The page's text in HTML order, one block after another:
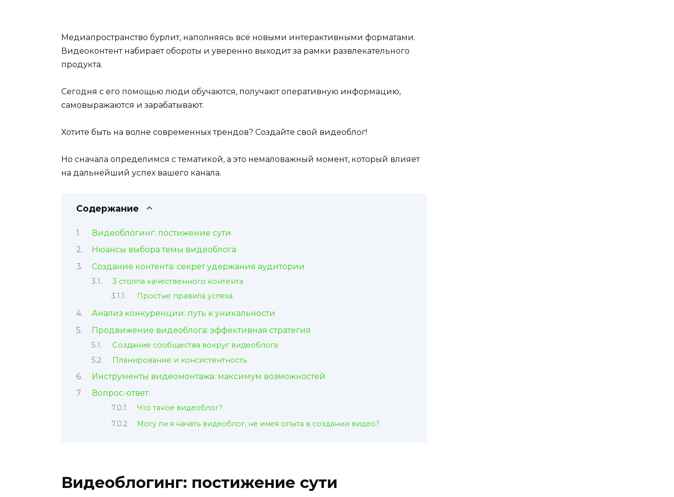
Медиапространство бурлит, наполняясь всё новыми интерактивными форматами.
Видеоконтент набирает обороты и уверенно выходит за рамки развлекательного
продукта.
Сегодня с его помощью люди обучаются, получают оперативную информацию,
самовыражаются и зарабатывают.
Хотите быть на волне современных трендов? Создайте свой видеоблог!
Но сначала определимся с тематикой, а это немаловажный момент, который влияет
на дальнейший успех вашего канала.
Содержание
Видеоблогинг: постижение сути
Нюансы выбора темы видеоблога
Создание контента: секрет удержания аудитории
3 столпа качественного контента
Простые правила успеха
Анализ конкуренции: путь к уникальности
Продвижение видеоблога: эффективная стратегия
Создание сообщества вокруг видеоблога
Планирование и консистентность
Инструменты видеомонтажа: максимум возможностей
Вопрос-ответ:
Что такое видеоблог?
Могу ли я начать видеоблог, не имея опыта в создании видео?
Видеоблогинг: постижение сути